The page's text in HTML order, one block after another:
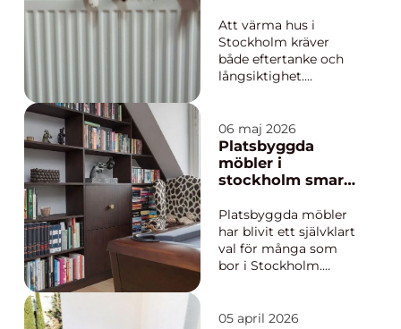
huset, b...
ett kallt klimat
Att värma hus i
Stockholm kräver
både eftertanke och
långsiktighet.
och många äldre
villor står fortfarande
med direktverkande el
eller oljepanna. Allt
06 maj 2026
Platsbyggda
möbler i
stockholm smarta
kvadratmeter
Platsbyggda möbler
har blivit ett självklart
val för många som
bor i Stockholm.
kvadratmeter gör att
05 april 2026